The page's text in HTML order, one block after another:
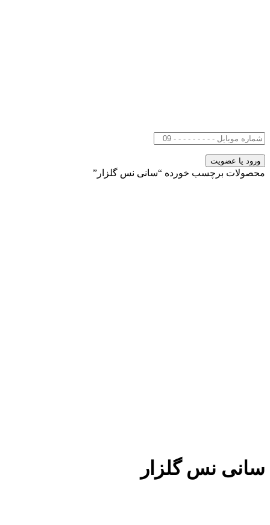
محصولات برچسب خورده “سانی نس گلزار”
سانی نس گلزار